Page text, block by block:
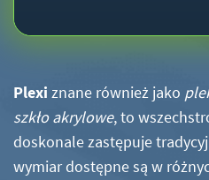
Plexi znane również jako
szkło akrylowe, to
doskonale zastępuje
wymiar dostępne są w